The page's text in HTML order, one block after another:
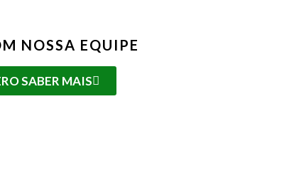
NOSSA EQUIPE
SABER MAIS